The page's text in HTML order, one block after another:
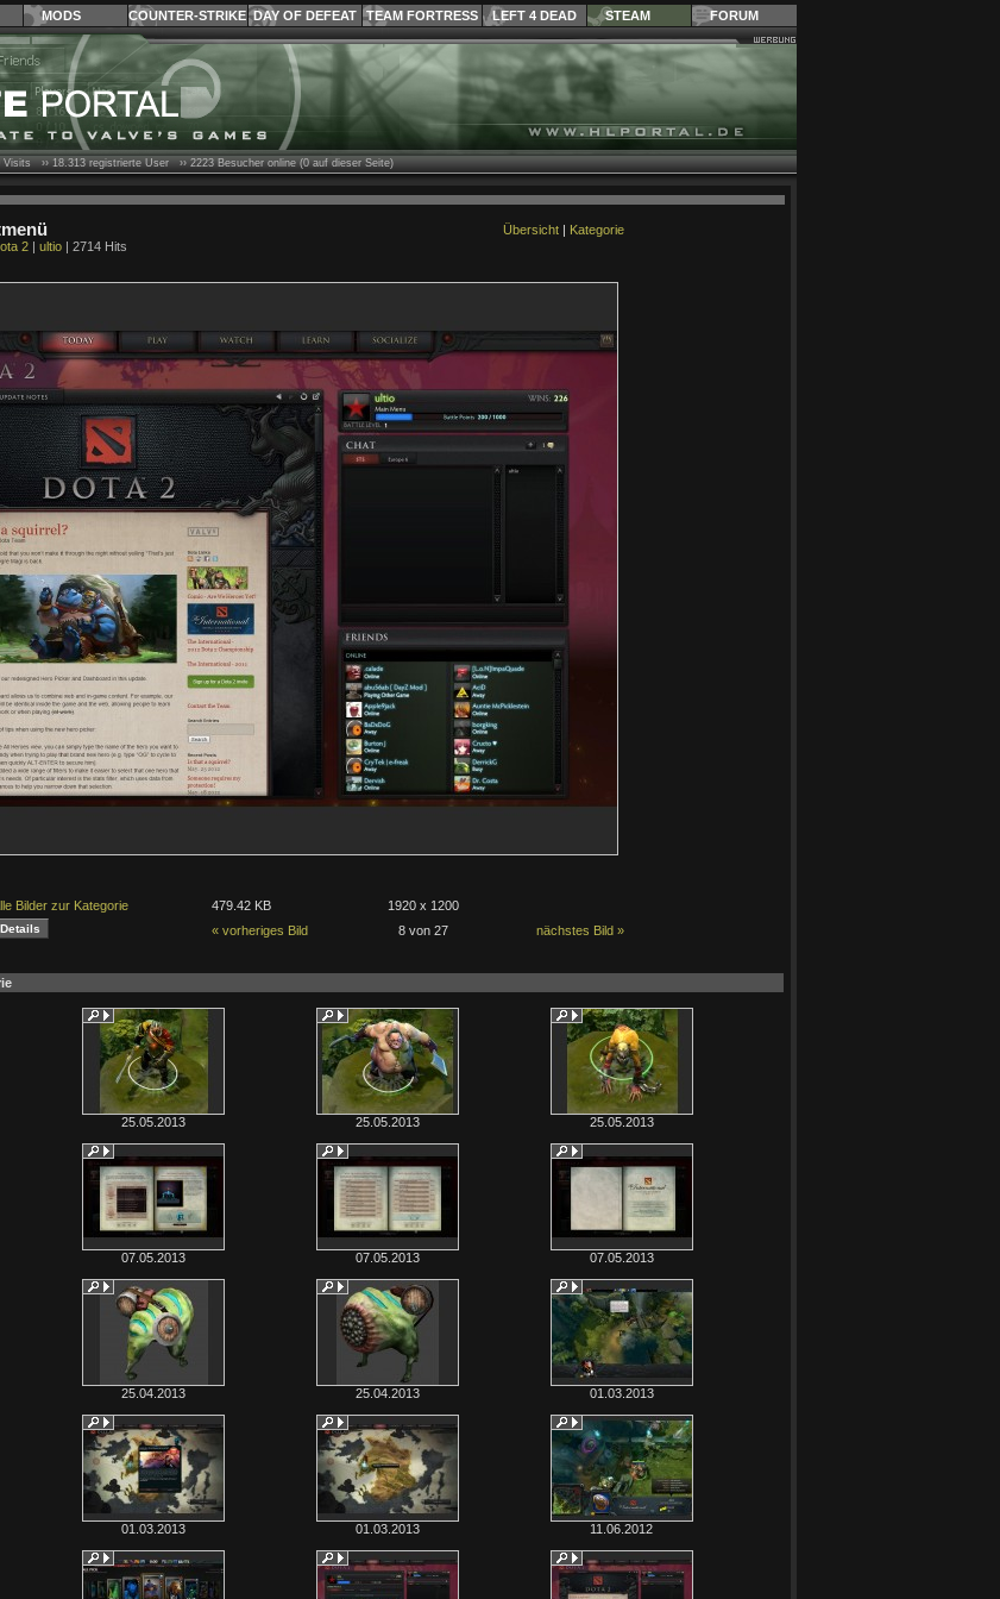
MODS COUNTER-STRIKE DAY OF DEFEAT TEAM FORTRESS LEFT 4 DEAD STEAM FORUM
Visits ››18.313registrierte User ››2223Besucher online (0 auf dieser Seite)
Übersicht| Kategorie
2| ultio| 2714 Hits
Bilder zur Kategorie 479.42 KB 1920 x 1200
« vorheriges Bild 8 von 27 nächstes Bild »
25.05.2013 25.05.2013 25.05.2013
07.05.2013 07.05.2013 07.05.2013
25.04.2013 25.04.2013 01.03.2013
01.03.2013 01.03.2013 11.06.2012